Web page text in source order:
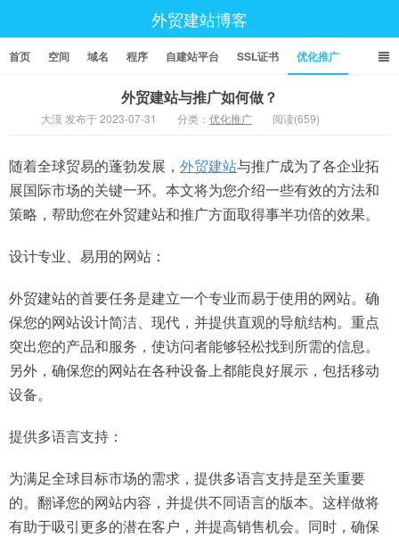
外贸建站博客
首页 空间 域名 程序 自建站平台 SSL证书 优化推广
外贸建站与推广如何做？
大漠 发布于 2023-07-31 分类： 优化推广 阅读(659)
随着全球贸易的蓬勃发展， 外贸建站与推广成为了各企业拓
展国际市场的关键一环。本文将为您介绍一些有效的方法和
策略，帮助您在外贸建站和推广方面取得事半功倍的效果。
设计专业、易用的网站：
外贸建站的首要任务是建立一个专业而易于使用的网站。确
保您的网站设计简洁、现代，并提供直观的导航结构。重点
突出您的产品和服务，使访问者能够轻松找到所需的信息。
另外，确保您的网站在各种设备上都能良好展示，包括移动
设备。
提供多语言支持：
为满足全球目标市场的需求，提供多语言支持是至关重要
的。翻译您的网站内容，并提供不同语言的版本。这样做将
有助于吸引更多的潜在客户，并提高销售机会。同时，确保